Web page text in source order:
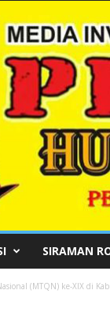
SIRAMAN
(MTQN) ke-XIX di